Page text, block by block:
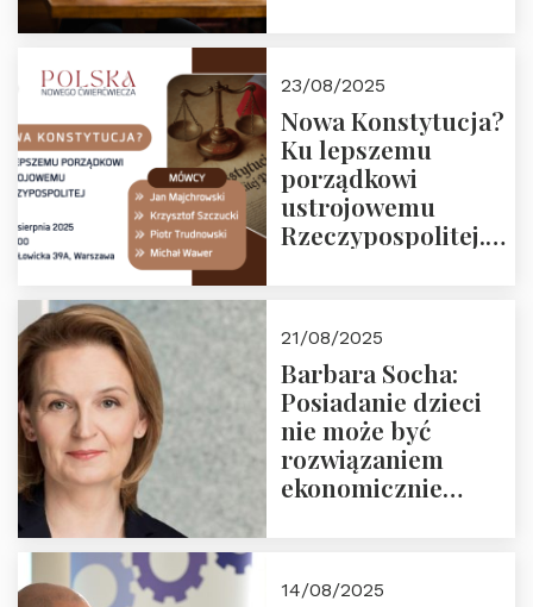
23/08/2025
Nowa Konstytucja?
Ku lepszemu
porządkowi
ustrojowemu
Rzeczypospolitej.
Nowego
Ćwierćwiecza”
21/08/2025
Barbara Socha:
Posiadanie dzieci
nie może być
rozwiązaniem
ekonomicznie
14/08/2025